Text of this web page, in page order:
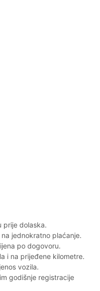
prije dolaska.
jednokratno plaćanje.
po dogovoru.
i na prijeđene kilometre.
vozila.
godišnje registracije